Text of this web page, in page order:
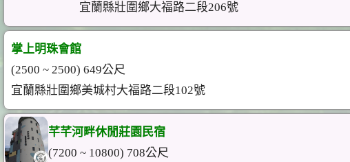
宜蘭縣壯圍鄉大福路二段206號
掌上明珠會館
(2500 ~ 2500) 649公尺
宜蘭縣壯圍鄉美城村大福路二段102號
芊芊河畔休閒莊園民宿
(7200 ~ 10800) 708公尺